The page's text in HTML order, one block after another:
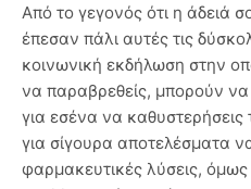
Από το γεγονός ότι η άδειά
έπεσαν πάλι αυτές τις
κοινωνική εκδήλωση στην
να παραβρεθείς, μπορούν
για εσένα να
για σίγουρα αποτελέσματα
φαρμακευτικές λύσεις, όμως